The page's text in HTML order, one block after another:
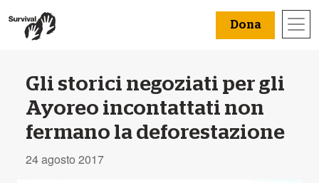
Dona
Gli storici negoziati per gli
Ayoreo incontattati non
fermano la deforestazione
24 agosto 2017